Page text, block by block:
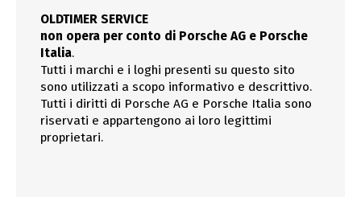
OLDTIMER SERVICE
non opera per conto di Porsche AG e Porsche
Italia.
Tutti i marchi e i loghi presenti su questo sito
sono utilizzati a scopo informativo e descrittivo.
Tutti i diritti di Porsche AG e Porsche Italia sono
riservati e appartengono ai loro legittimi
proprietari.